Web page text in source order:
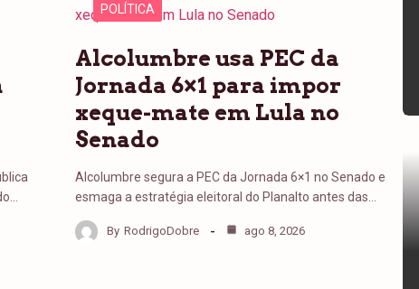
POLÍTICA
Alcolumbre usa PEC da
Jornada 6×1 para impor
xeque-mate em Lula no
Senado
Alcolumbre segura a PEC da Jornada 6×1 no Senado e
esmaga a estratégia eleitoral do Planalto antes das…
By RodrigoDobre ago 8, 2026